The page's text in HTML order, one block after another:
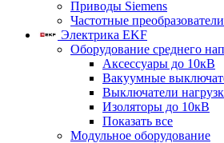
Приводы Siemens
Частотные
Электрика EKF
Оборудование среднего
Аксессуары до 10кВ
Вакуумные
Выключатели
Изоляторы до 10кВ
Показать все
Модульное оборудование